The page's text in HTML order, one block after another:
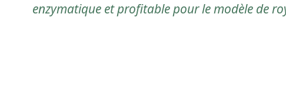
enzymatique et profitable pour le modèle de